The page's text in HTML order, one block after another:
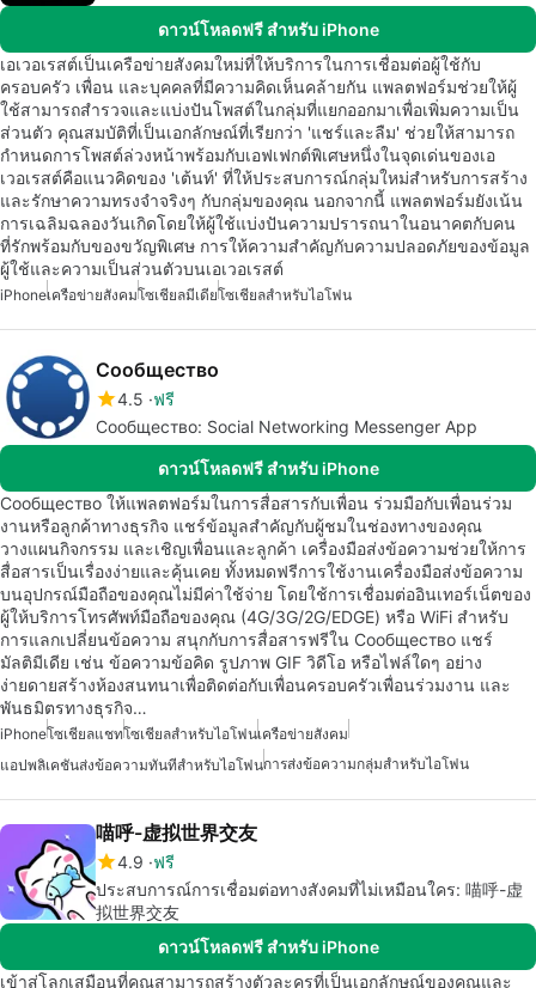
ดาวน์โหลดฟรี สำหรับ iPhone
เอเวอเรสต์เป็นเครือข่ายสังคมใหม่ที่ให้บริการในการเชื่อมต่อผู้ใช้กับ
ครอบครัว เพื่อน และบุคคลที่มีความคิดเห็นคล้ายกัน แพลตฟอร์มช่วยให้ผู้
ใช้สามารถสำรวจและแบ่งปันโพสต์ในกลุ่มที่แยกออกมาเพื่อเพิ่มความเป็น
ส่วนตัว คุณสมบัติที่เป็นเอกลักษณ์ที่เรียกว่า 'แชร์และลืม' ช่วยให้สามารถ
กำหนดการโพสต์ล่วงหน้าพร้อมกับเอฟเฟกต์พิเศษหนึ่งในจุดเด่นของเอ
เวอเรสต์คือแนวคิดของ 'เต้นท์' ที่ให้ประสบการณ์กลุ่มใหม่สำหรับการสร้าง
และรักษาความทรงจำจริงๆ กับกลุ่มของคุณ นอกจากนี้ แพลตฟอร์มยังเน้น
การเฉลิมฉลองวันเกิดโดยให้ผู้ใช้แบ่งปันความปรารถนาในอนาคตกับคน
ที่รักพร้อมกับของขวัญพิเศษ การให้ความสำคัญกับความปลอดภัยของข้อมูล
ผู้ใช้และความเป็นส่วนตัวบนเอเวอเรสต์
iPhoneเครือข่ายสังคมโซเชียลมีเดียโซเชียลสำหรับไอโฟน
Сообщество
4.5 ฟรี
Сообщество: Social Networking Messenger App
ดาวน์โหลดฟรี สำหรับ iPhone
Сообщество ให้แพลตฟอร์มในการสื่อสารกับเพื่อน ร่วมมือกับเพื่อนร่วม
งานหรือลูกค้าทางธุรกิจ แชร์ข้อมูลสำคัญกับผู้ชมในช่องทางของคุณ
วางแผนกิจกรรม และเชิญเพื่อนและลูกค้า เครื่องมือส่งข้อความช่วยให้การ
สื่อสารเป็นเรื่องง่ายและคุ้นเคย ทั้งหมดฟรีการใช้งานเครื่องมือส่งข้อความ
บนอุปกรณ์มือถือของคุณไม่มีค่าใช้จ่าย โดยใช้การเชื่อมต่ออินเทอร์เน็ตของ
ผู้ให้บริการโทรศัพท์มือถือของคุณ (4G/3G/2G/EDGE) หรือ WiFi สำหรับ
การแลกเปลี่ยนข้อความ สนุกกับการสื่อสารฟรีใน Сообщество แชร์
มัลติมีเดีย เช่น ข้อความข้อคิด รูปภาพ GIF วิดีโอ หรือไฟล์ใดๆ อย่าง
ง่ายดายสร้างห้องสนทนาเพื่อติดต่อกับเพื่อนครอบครัวเพื่อนร่วมงาน และ
พันธมิตรทางธุรกิจ…
iPhoneโซเชียลแชทโซเชียลสำหรับไอโฟนเครือข่ายสังคม
แอปพลิเคชันส่งข้อความทันทีสำหรับไอโฟนการส่งข้อความกลุ่มสำหรับไอโฟน
喵呼-虚拟世界交友
4.9 ฟรี
ประสบการณ์การเชื่อมต่อทางสังคมที่ไม่เหมือนใคร: 喵呼-虚
拟世界交友
ดาวน์โหลดฟรี สำหรับ iPhone
เข้าสู่โลกเสมือนที่คุณสามารถสร้างตัวละครที่เป็นเอกลักษณ์ของคุณและ